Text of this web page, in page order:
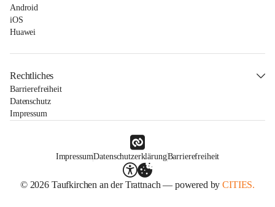
Android
iOS
Huawei
Rechtliches
Barrierefreiheit
Datenschutz
Impressum
ImpressumDatenschutzerklärungBarrierefreiheit
© 2026 Taufkirchen an der Trattnach — powered byCITIES.